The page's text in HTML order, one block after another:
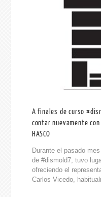
A finales de curso
contar nuevamente
HASCO
Durante el pasado
de #dismold7, tuvo
ofreciendo el
Carlos Vicedo,